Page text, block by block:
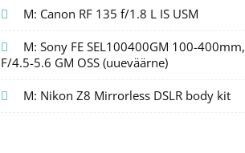
M: Canon RF 135 f/1.8 L IS USM
M: Sony FE SEL100400GM 100-400mm,
F/4.5-5.6 GM OSS (uueväärne)
M: Nikon Z8 Mirrorless DSLR body kit